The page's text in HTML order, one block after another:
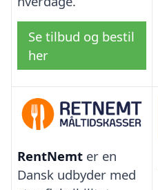
Se tilbud og bestil
her
RentNemt er en
Dansk udbyder med